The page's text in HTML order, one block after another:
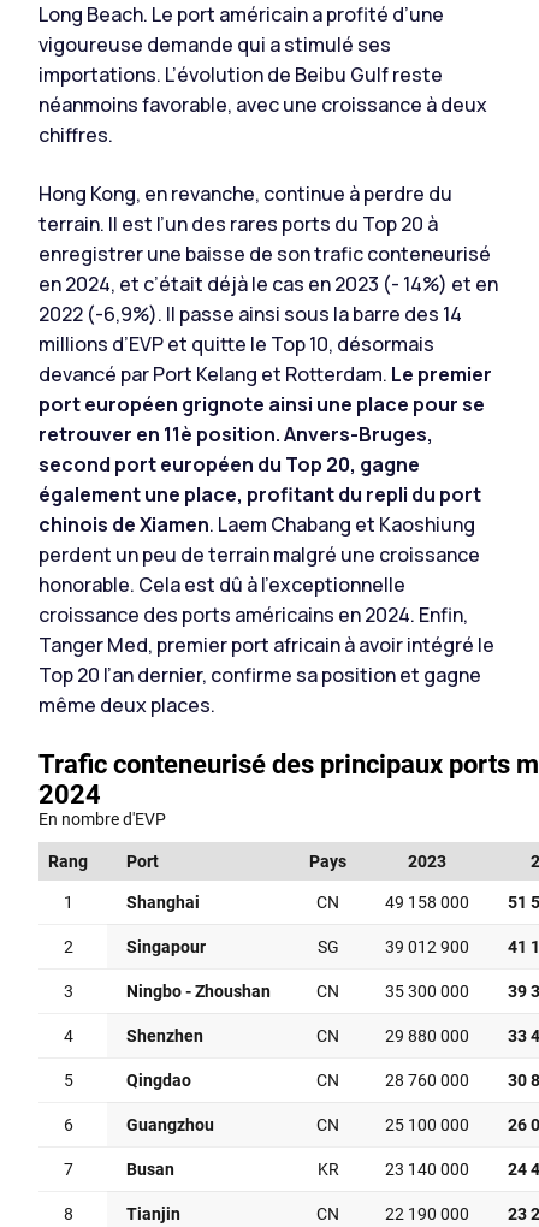
Long Beach. Le port américain a profité d’une
vigoureuse demande qui a stimulé ses
importations. L’évolution de Beibu Gulf reste
néanmoins favorable, avec une croissance à deux
chiffres.
Hong Kong, en revanche, continue à perdre du
terrain. Il est l’un des rares ports du Top 20 à
enregistrer une baisse de son trafic conteneurisé
en 2024, et c’était déjà le cas en 2023 (- 14%) et en
2022 (-6,9%). Il passe ainsi sous la barre des 14
millions d’EVP et quitte le Top 10, désormais
devancé par Port Kelang et Rotterdam. Le premier
port européen grignote ainsi une place pour se
retrouver en 11è position. Anvers-Bruges,
second port européen du Top 20, gagne
également une place, profitant du repli du port
chinois de Xiamen. Laem Chabang et Kaoshiung
perdent un peu de terrain malgré une croissance
honorable. Cela est dû à l’exceptionnelle
croissance des ports américains en 2024. Enfin,
Tanger Med, premier port africain à avoir intégré le
Top 20 l’an dernier, confirme sa position et gagne
même deux places.